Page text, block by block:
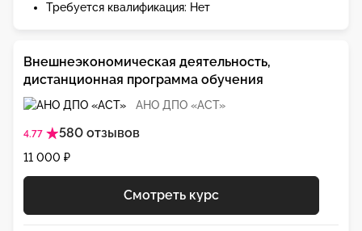
Требуется квалификация: Нет
АНО ДПО «АСТ»
4.77 580 отзывов
Внешнеэкономическая деятельность,
дистанционная программа обучения
11 000 ₽
Смотреть курс